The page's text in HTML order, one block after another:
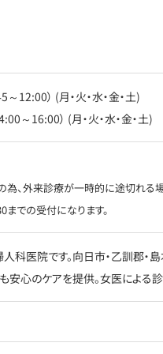
12:00） (月・火・水・金・土)
～16:00） (月・火・水・金・土)
、外来診療が一時的に途切れる場
での受付になります。
医院です。向日市・乙訓郡・島
安心のケアを提供。女医による診